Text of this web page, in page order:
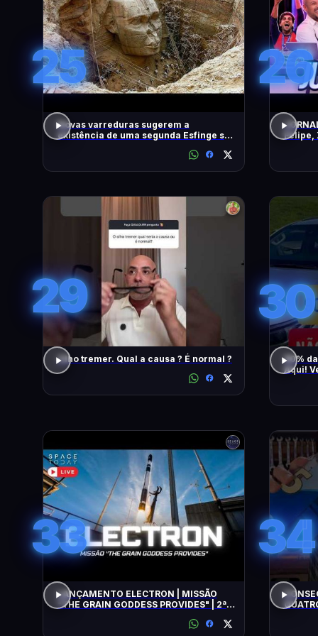
25
Novas varreduras sugerem a
existência de uma segunda Esfinge sob
26
Felipe,
29
Olho tremer. Qual a causa ? É normal ?
30
90%
Aqui!
33
LANÇAMENTO ELECTRON | MISSÃO
"THE GRAIN GODDESS PROVIDES" | 2ª
34